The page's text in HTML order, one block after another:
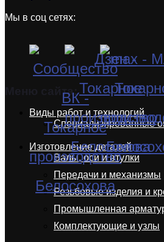
Мы в соц сетях:
Меню сайта:
Виды работ и технологий
Специализированные
Изготовление деталей
Валы, оси и втулки
Передачи и механизмы
Резьбовые изделия и
Промышленная
Комплектующие и узлы